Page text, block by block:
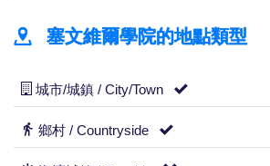
塞文維爾學院的地點類型
城市/城鎮 / City/Town
鄉村 / Countryside